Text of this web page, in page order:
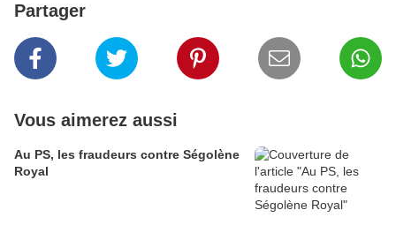
Partager
Vous aimerez aussi
Au PS, les fraudeurs contre Ségolène
Royal